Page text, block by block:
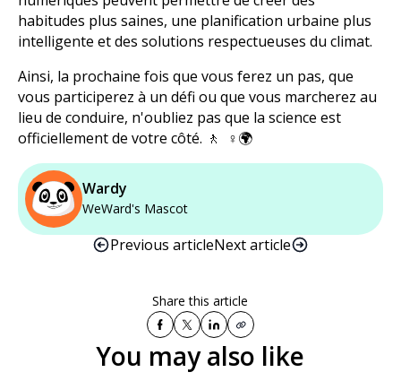
habitudes plus saines, une planification urbaine plus
intelligente et des solutions respectueuses du climat.
Ainsi, la prochaine fois que vous ferez un pas, que
vous participerez à un défi ou que vous marcherez au
lieu de conduire, n'oubliez pas que la science est
officiellement de votre côté. 🚶 ‍ ♀️🌍
Wardy
WeWard's Mascot
Previous articleNext article
Share this article
You may also like